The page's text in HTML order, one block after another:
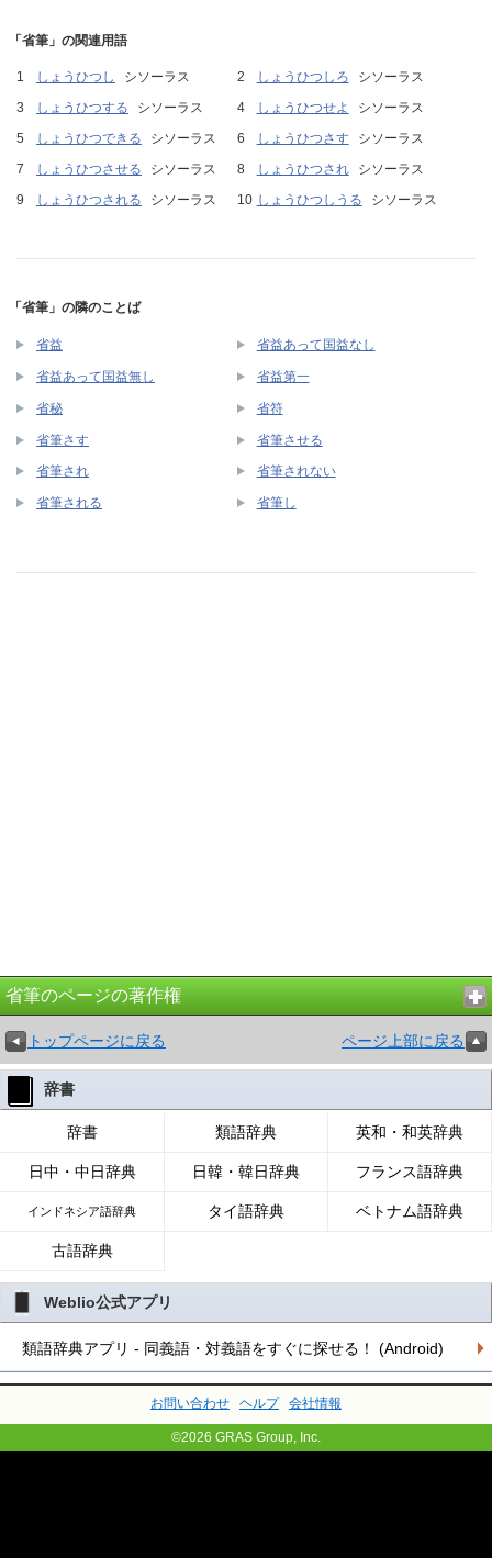
「省筆」の関連用語
しょうひつし シソーラス しょうひつしろ
シソーラス
しょうひつする
シソーラス しょうひつせよ
シソーラス
しょうひつできる
シソーラス しょうひつさす
シソーラス
しょうひつさせる
シソーラス しょうひつされ
シソーラス
しょうひつされる
シソーラス しょうひつしうる シソーラス
「省筆」の隣のことば
省益 省益あって国益なし
省益あって国益無し 省益第一
省秘 省符
省筆さす 省筆させる
省筆され 省筆されない
省筆される 省筆し
省筆のページの著作権
トップページに戻る ページ上部に戻る
辞書
辞書 類語辞典 英和・和英辞典
日中・中日辞典 日韓・韓日辞典 フランス語辞典
インドネシア語辞典 タイ語辞典 ベトナム語辞典
古語辞典
Weblio公式アプリ
類語辞典アプリ - 同義語・対義語をすぐに探せる！ (Android)
お問い合わせ ヘルプ 会社情報
©2026 GRAS Group, Inc.